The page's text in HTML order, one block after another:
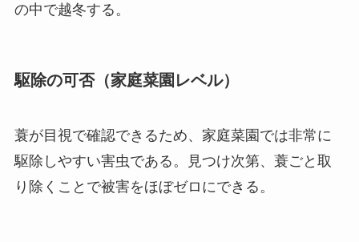
の中で越冬する。
駆除の可否（家庭菜園レベル）
蓑が目視で確認できるため、家庭菜園では非常に
駆除しやすい害虫である。見つけ次第、蓑ごと取
り除くことで被害をほぼゼロにできる。